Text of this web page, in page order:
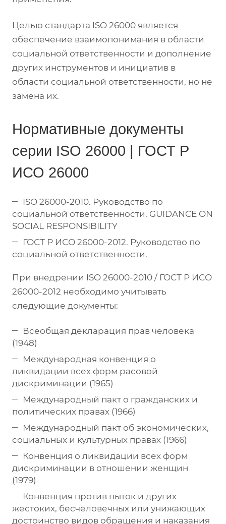
Целью стандарта ISO 26000 является
обеспечение взаимопонимания в области
социальной ответственности и дополнение
других инструментов и инициатив в
области социальной ответственности, но не
замена их.
Нормативные документы
серии ISO 26000 | ГОСТ Р
ИСО 26000
ISO 26000-2010. Руководство по
социальной ответственности. GUIDANCE ON
SOCIAL RESPONSIBILITY
ГОСТ Р ИСО 26000-2012. Руководство по
социальной ответственности.
При внедрении ISO 26000-2010 / ГОСТ Р ИСО
26000-2012 необходимо учитывать
следующие документы:
Всеобщая декларация прав человека
(1948)
Международная конвенция о
ликвидации всех форм расовой
дискриминации (1965)
Международный пакт о гражданских и
политических правах (1966)
Международный пакт об экономических,
социальных и культурных правах (1966)
Конвенция о ликвидации всех форм
дискриминации в отношении женщин
(1979)
Конвенция против пыток и других
жестоких, бесчеловечных или унижающих
достоинство видов обращения и наказания